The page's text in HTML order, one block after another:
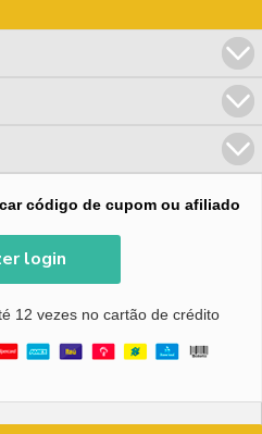
código de cupom ou afiliado
login
12 vezes no cartão de crédito